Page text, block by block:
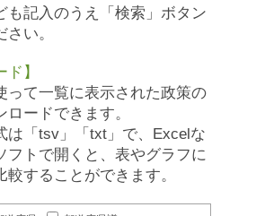
も記入のうえ「検索」ボタン
い。
ド】
って一覧に表示された政策の
ロードできます。
は「tsv」「txt」で、Excelな
フトで開くと、表やグラフに
較することができます。